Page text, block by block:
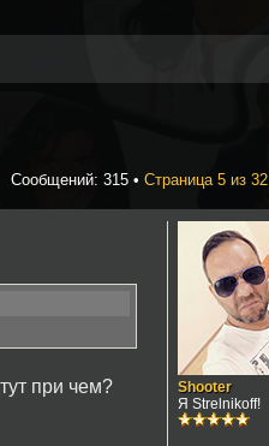
Сообщений: 315 • Страница 5 из 32
при чем?
Shooter
Я Strelnikoff!